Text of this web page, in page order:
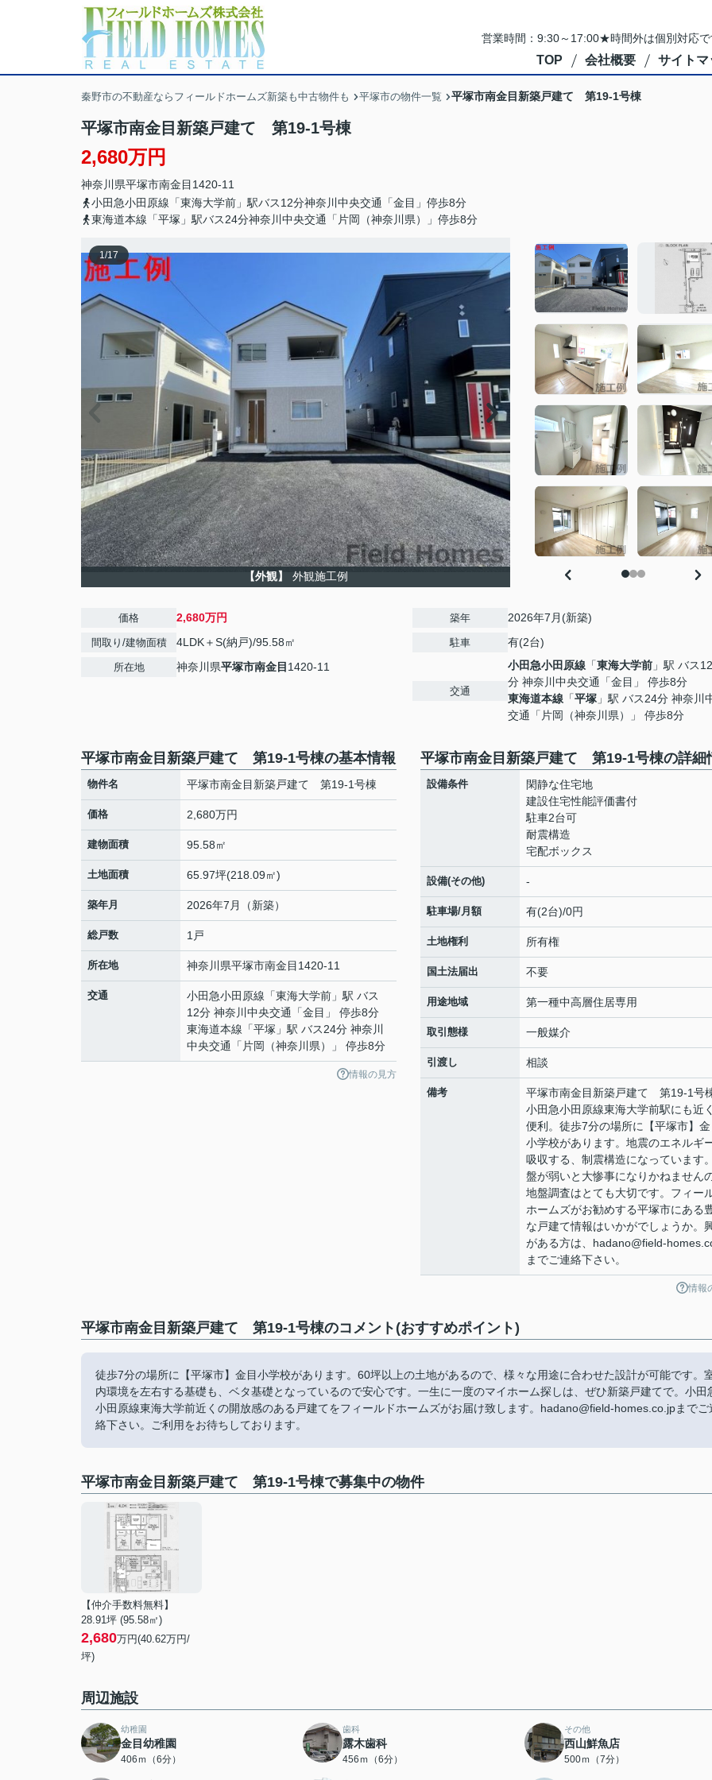
営業時間：9:30～17:00★時間外は個別対応
TOP 会社概要 サイトマ
秦野市の不動産ならフィールドホームズ新築も中古物件も 平塚市の物件一覧 平塚市南金目新築戸建て 第19-1号棟
平塚市南金目新築戸建て 第19-1号棟
2,680万円
神奈川県平塚市南金目 1420-11
小田急小田原線「東海大学前」駅バス12分神奈川中央交通「金目」停歩8分
東海道本線「平塚」駅バス24分神奈川中央交通「片岡（神奈川県）」停歩8分
1/17
【外観】 外観施工例
価格 2,680万円
間取り/建物面積 4LDK＋S(納戸)/95.58㎡
所在地 神奈川県平塚市南金目 1420-11
築年 2026年7月(新築)
駐車 有(2台)
交通
小田急小田原線 「東海大学前 」駅 バス12
分 神奈川中央交通「金目」 停歩8分
東海道本線 「平塚 」駅 バス24分 神奈川
交通「片岡（神奈川県）」 停歩8分
平塚市南金目新築戸建て 第19-1号棟の基本情報
物件名 平塚市南金目新築戸建て 第19-1号棟
価格 2,680万円
建物面積 95.58㎡
土地面積 65.97坪(218.09㎡)
築年月 2026年7月（新築）
総戸数 1戸
所在地 神奈川県平塚市南金目 1420-11
交通 小田急小田原線 「東海大学前 」駅 バス
12分 神奈川中央交通「金目」 停歩8分
東海道本線 「平塚 」駅 バス24分 神奈川
中央交通「片岡（神奈川県）」 停歩8分
情報の見方
平塚市南金目新築戸建て 第19-1号棟の詳細
設備条件
閑静な住宅地
建設住宅性能評価書付
駐車2台可
耐震構造
宅配ボックス
設備(その他) -
駐車場/月額 有(2台)/0円
土地権利 所有権
国土法届出 不要
用途地域 第一種中高層住居専用
取引態様 一般媒介
引渡し 相談
備考
平塚市南金目新築戸建て 第19-1号
小田急小田原線東海大学前駅にも近
便利。徒歩7分の場所に【平塚市】
小学校があります。地震のエネルギ
吸収する、制震構造になっています
盤が弱いと大惨事になりかねません
地盤調査はとても大切です。フィー
ホームズがお勧めする平塚市にある
な戸建て情報はいかがでしょうか。
がある方は、hadano@field-
までご連絡下さい。
情報
平塚市南金目新築戸建て 第19-1号棟のコメント(おすすめポイント)
徒歩7分の場所に【平塚市】金目小学校があります。60坪以上の土地があるので、様々な用途に合わせた設計が可能です。
内環境を左右する基礎も、ベタ基礎となっているので安心です。一生に一度のマイホーム探しは、ぜひ新築戸建てで。小田
小田原線東海大学前近くの開放感のある戸建てをフィールドホームズがお届け致します。hadano@field-homes.co.jpまでご
絡下さい。ご利用をお待ちしております。
平塚市南金目新築戸建て 第19-1号棟で募集中の物件
【仲介手数料無料】
28.91坪 (95.58㎡)
2,680万円(40.62万円/
坪)
周辺施設
幼稚園
金目幼稚園
406ｍ（6分）
歯科
露木歯科
456ｍ（6分）
その他
西山鮮魚店
500ｍ（7分）